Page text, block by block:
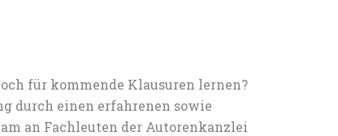
für kommende Klausuren lernen?
durch einen erfahrenen sowie
an Fachleuten der Autorenkanzlei